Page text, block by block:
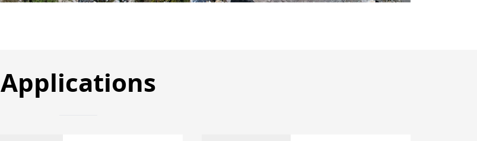
Applications